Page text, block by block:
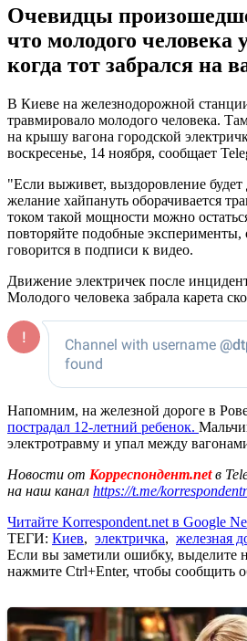
Очевидцы
что молодого человека
когда тот забрался на
В Киеве на железнодорожной
травмировало молодого человека.
на крышу вагона городской
воскресенье, 14 ноября, сообщает
"Если выживет, выздоровление
желание хайпануть оборачивается
током такой мощности можно
повторяйте подобные
говорится в подписи к видео.
Движение электричек после
Молодого человека забрала карета
Напомним, на железной дороге в
пострадал 12-летний ребенок.
электротравму и упал между
Новости от Корреспондент.netв
на наш канал https://t.me/
Читайте Korrespondent.net в Google
ТЕГИ: Киев, электричка, железная
Если вы заметили ошибку, выделите
нажмите Ctrl+Enter, чтобы сообщить